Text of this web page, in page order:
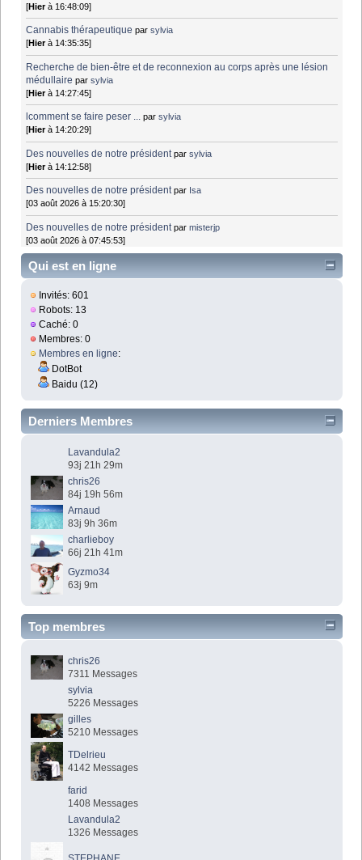
[Hierà 16:48:09]
Cannabis thérapeutique parsylvia
[Hierà 14:35:35]
Recherche de bien-être et de reconnexion au corps après une lésion
médullaire parsylvia
[Hierà 14:27:45]
lcomment se faire peser ... parsylvia
[Hierà 14:20:29]
Des nouvelles de notre président parsylvia
[Hierà 14:12:58]
Des nouvelles de notre président par Isa
[03 août 2026 à 15:20:30]
Des nouvelles de notre président parmisterjp
[03 août 2026 à 07:45:53]
Qui est en ligne
Invités: 601
Robots: 13
Caché: 0
Membres: 0
Membres en ligne:
DotBot
Baidu (12)
Derniers Membres
Lavandula2
93j 21h 29m
chris26
84j 19h 56m
Arnaud
83j 9h 36m
charlieboy
66j 21h 41m
Gyzmo34
63j 9m
Top membres
chris26
7311 Messages
sylvia
5226 Messages
gilles
5210 Messages
TDelrieu
4142 Messages
farid
1408 Messages
Lavandula2
1326 Messages